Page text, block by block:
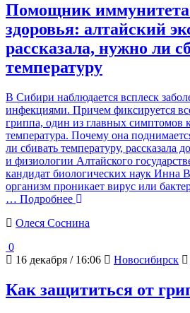
Помощник иммунитета
здоровья: алтайский
рассказала, нужно ли
температуру
В Сибири наблюдается всплеск
инфекциями. Причем фиксируется
гриппа, один из главных симптомов
температура. Почему она
ли сбивать температуру, рассказала
и физиологии Алтайского
кандидат биологических наук Инна
организм проникает вирус или
… Подробнее
Олеся Соснина
0
16 декабря / 16:06
Новосибирск
Как защититься от